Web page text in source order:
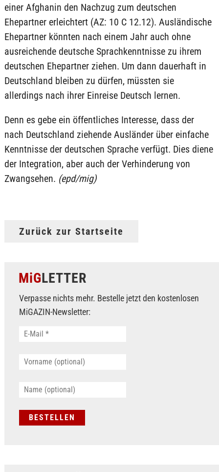
einer Afghanin den Nachzug zum deutschen
Ehepartner erleichtert (AZ: 10 C 12.12). Ausländische
Ehepartner könnten nach einem Jahr auch ohne
ausreichende deutsche Sprachkenntnisse zu ihrem
deutschen Ehepartner ziehen. Um dann dauerhaft in
Deutschland bleiben zu dürfen, müssten sie
allerdings nach ihrer Einreise Deutsch lernen.
Denn es gebe ein öffentliches Interesse, dass der
nach Deutschland ziehende Ausländer über einfache
Kenntnisse der deutschen Sprache verfügt. Dies diene
der Integration, aber auch der Verhinderung von
Zwangsehen. (epd/mig)
Zurück zur Startseite
MiGLETTER
Verpasse nichts mehr. Bestelle jetzt den kostenlosen
MiGAZIN-Newsletter: